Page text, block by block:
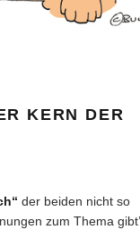
KERN DER
der beiden nicht so
zum Thema